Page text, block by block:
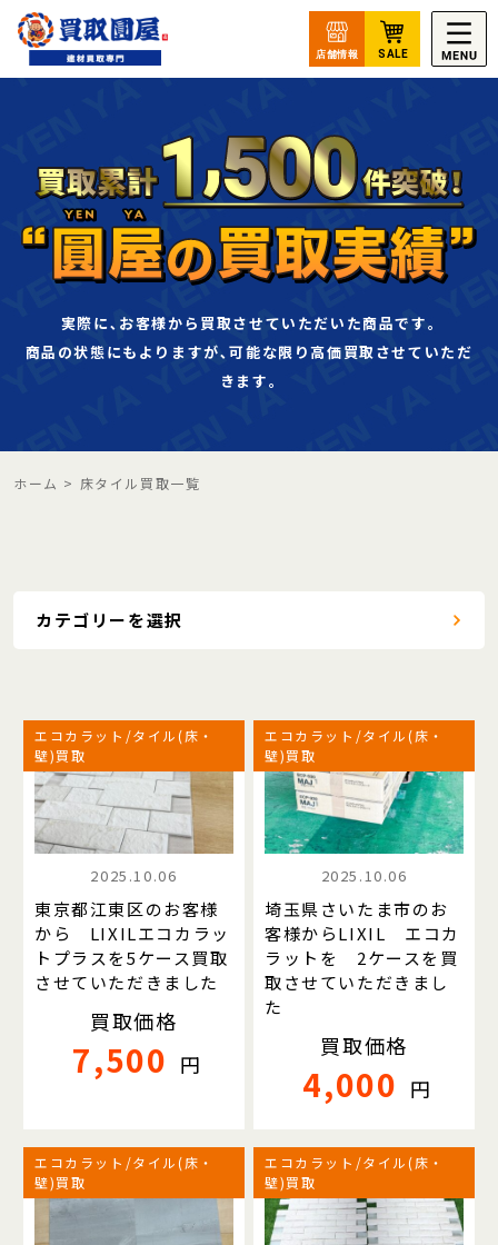
実際に､お客様から買取させていただいた商品です｡
商品の状態にもよりますが､可能な限り高価買取させていただ
きます｡
ホーム > 床タイル買取一覧
カテゴリーを選択
エコカラット/タイル(床・
壁)買取
2025.10.06
東京都江東区のお客様
から LIXILエコカラッ
トプラスを5ケース買取
させていただきました
買取価格
7,500 円
エコカラット/タイル(床・
壁)買取
2025.10.06
埼玉県さいたま市のお
客様からLIXIL エコカ
ラットを 2ケースを買
取させていただきまし
た
買取価格
4,000 円
エコカラット/タイル(床・
壁)買取
エコカラット/タイル(床・
壁)買取